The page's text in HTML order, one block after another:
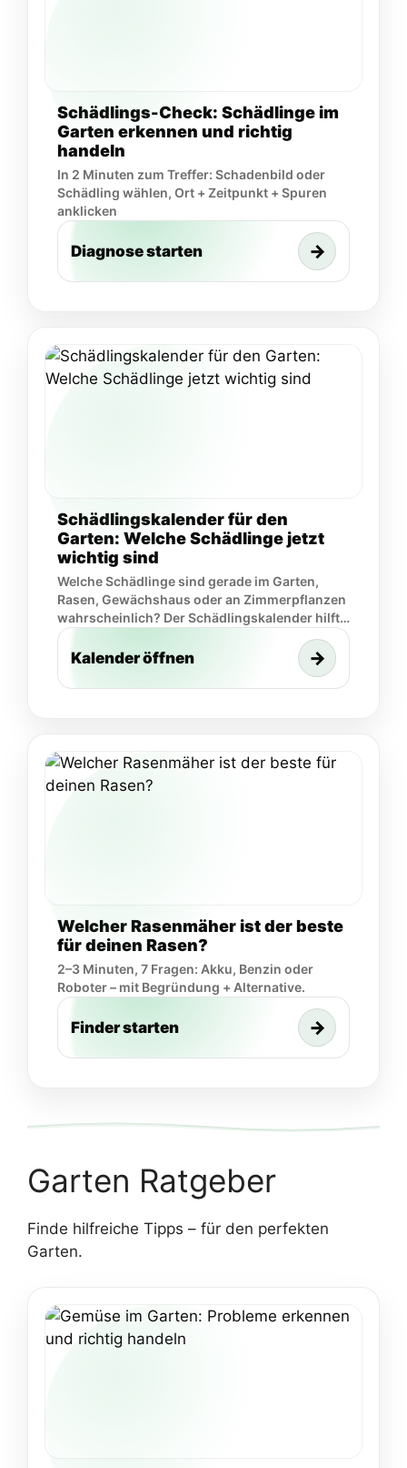
Schädlings-Check: Schädlinge im
Garten erkennen und richtig
handeln
In 2 Minuten zum Treffer: Schadenbild oder
Schädling wählen, Ort + Zeitpunkt + Spuren
anklicken
Diagnose starten →
Schädlingskalender für den
Garten: Welche Schädlinge jetzt
wichtig sind
Welche Schädlinge sind gerade im Garten,
Rasen, Gewächshaus oder an Zimmerpflanzen
wahrscheinlich? Der Schädlingskalender hilft
dir, Monat, Problemort und Schadbild
schneller einzuordnen.
Kalender öffnen →
Welcher Rasenmäher ist der beste
für deinen Rasen?
2–3 Minuten, 7 Fragen: Akku, Benzin oder
Roboter – mit Begründung + Alternative.
Finder starten →
Garten Ratgeber
Finde hilfreiche Tipps – für den perfekten
Garten.